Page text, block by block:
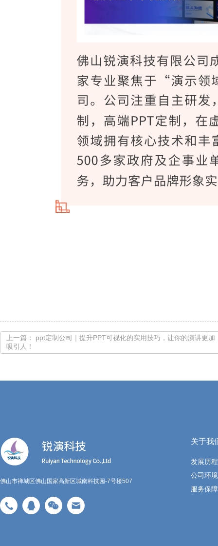
上一篇： ppt定制公司｜提升PPT可视化的实用技巧，让你的演讲更加
吸引人！
佛山市禅城区佛山国家高新区城南科技园-7号楼507
关于我
发展历程
公司环境
服务保障